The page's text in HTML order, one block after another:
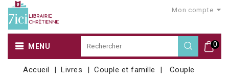
Mon compte
0
MENU
Accueil Livres Couple et famille Couple